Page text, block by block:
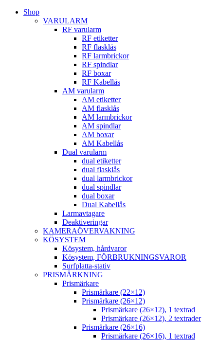
Shop
VARULARM
RF varularm
RF etiketter
RF flasklås
RF larmbrickor
RF spindlar
RF boxar
RF Kabellås
AM varularm
AM etiketter
AM flasklås
AM larmbrickor
AM spindlar
AM boxar
AM Kabellås
Dual varularm
dual etiketter
dual flasklås
dual larmbrickor
dual spindlar
dual boxar
Dual Kabellås
Larmavtagare
Deaktiveringar
KAMERAÖVERVAKNING
KÖSYSTEM
Kösystem, hårdvaror
Kösystem, FÖRBRUKNINGSVAROR
Surfplatta-stativ
PRISMÄRKNING
Prismärkare
Prismärkare (22×12)
Prismärkare (26×12)
Prismärkare (26×12), 1 textrad
Prismärkare (26×12), 2 textrader
Prismärkare (26×16)
Prismärkare (26×16), 1 textrad